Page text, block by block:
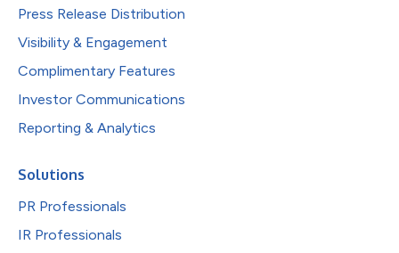
Press Release Distribution
Visibility & Engagement
Complimentary Features
Investor Communications
Reporting & Analytics
Solutions
PR Professionals
IR Professionals